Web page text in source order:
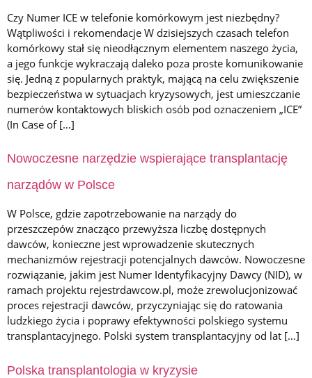
Czy Numer ICE w telefonie komórkowym jest niezbędny?
Wątpliwości i rekomendacje W dzisiejszych czasach telefon
komórkowy stał się nieodłącznym elementem naszego życia,
a jego funkcje wykraczają daleko poza proste komunikowanie
się. Jedną z popularnych praktyk, mającą na celu zwiększenie
bezpieczeństwa w sytuacjach kryzysowych, jest umieszczanie
numerów kontaktowych bliskich osób pod oznaczeniem „ICE”
(In Case of […]
Nowoczesne narzędzie wspierające transplantację
narządów w Polsce
W Polsce, gdzie zapotrzebowanie na narządy do
przeszczepów znacząco przewyższa liczbę dostępnych
dawców, konieczne jest wprowadzenie skutecznych
mechanizmów rejestracji potencjalnych dawców. Nowoczesne
rozwiązanie, jakim jest Numer Identyfikacyjny Dawcy (NID), w
ramach projektu rejestrdawcow.pl, może zrewolucjonizować
proces rejestracji dawców, przyczyniając się do ratowania
ludzkiego życia i poprawy efektywności polskiego systemu
transplantacyjnego. Polski system transplantacyjny od lat […]
Polska transplantologia w kryzysie